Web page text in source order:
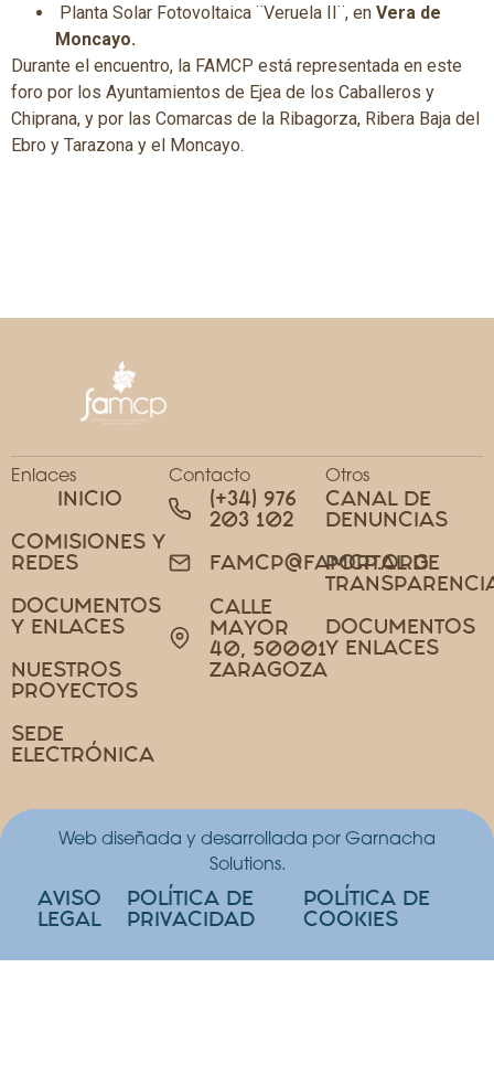
Planta Solar Fotovoltaica ¨Veruela II¨, en Vera de
Moncayo.
Durante el encuentro, la FAMCP está representada en este
foro por los Ayuntamientos de Ejea de los Caballeros y
Chiprana, y por las Comarcas de la Ribagorza, Ribera Baja del
Ebro y Tarazona y el Moncayo.
Enlaces
INICIO
COMISIONES Y
REDES
DOCUMENTOS
Y ENLACES
NUESTROS
PROYECTOS
SEDE
ELECTRÓNICA
Contacto
(+34) 976
203 102
FAMCP@FAMCP.ORG
CALLE
MAYOR
40, 50001
ZARAGOZA
Otros
CANAL DE
DENUNCIAS
PORTAL DE
DOCUMENTOS
Y ENLACES
Web diseñada y desarrollada por Garnacha
Solutions.
AVISO
LEGAL
POLÍTICA DE
PRIVACIDAD
POLÍTICA DE
COOKIES